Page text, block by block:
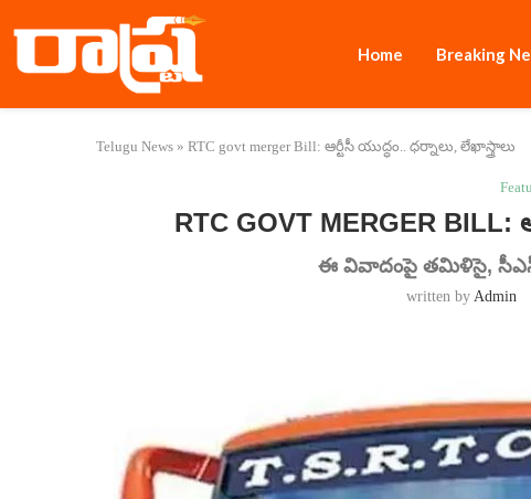
Home Breaking
Telugu News » RTC govt merger Bill: ఆర్టీసీ యుద్ధం.. ధర్నాలు, లేఖాస్త్రాలు
RTC GOVT MERGER BILL:
ఈ వివాదంపై తమిళిసై,
written by Admin